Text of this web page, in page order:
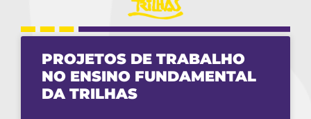
PROJETOS DE TRABALHO
NO ENSINO FUNDAMENTAL
DA TRILHAS